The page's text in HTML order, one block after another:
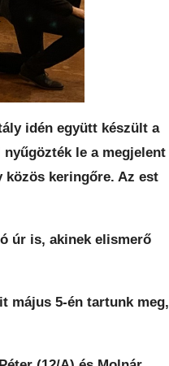
idén együtt készült a
le a megjelent
közös keringőre. Az est
úr is, akinek elismerő
május 5-én tartunk meg,